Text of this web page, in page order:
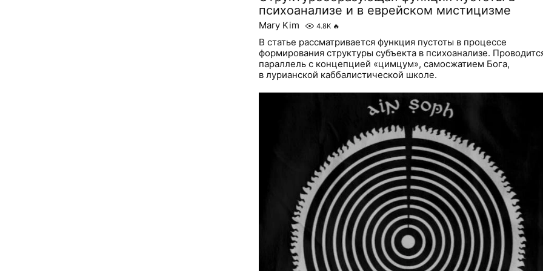
психоанализе и в еврейском мистицизме
Mary Kim 4.8K 🔥
В статье рассматривается функция пустоты в процессе
формирования структуры субъекта в психоанализе.
параллель с концепцией «цимцум», самосжатием Бога,
в лурианской каббалистической школе.